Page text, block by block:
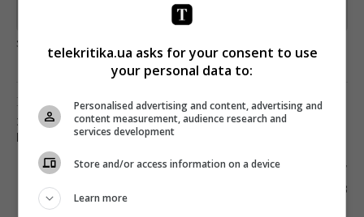
Предоставлено SendPulse
загрузка...
Предыдущий пост
ЗАЧЕМ УКРАИНСКОМУ PAYTV-РЫНКУ НУЖНА
НАЦИОНАЛЬНАЯ СТРИМИНГОВАЯ ПЛАТФОРМА
Следующий пост
ДРАМА «ЗАБУТІ» ВЫХОДИТ В ПРОКАТ 3
telekritika.ua asks for your consent to use
your personal data to:
Personalised advertising and content, advertising and
content measurement, audience research and
services development
Store and/or access information on a device
Learn more